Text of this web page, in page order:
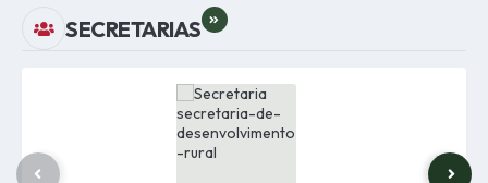
SECRETARIAS VER MAIS